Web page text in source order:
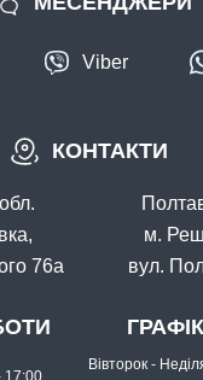
Cупер-
КОНТАКТИ
76а
м.
вул.
Вівторок -
Viber